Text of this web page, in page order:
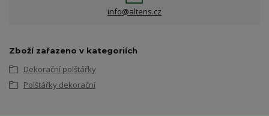
info@altens.cz
Zboží zařazeno v kategoriích
Dekorační polštářky
Polštářky dekorační